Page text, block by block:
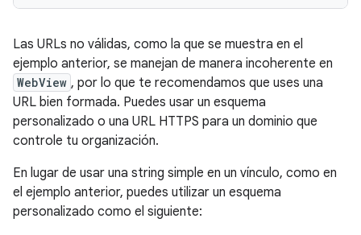
Las URLs no válidas, como la que se muestra en el
ejemplo anterior, se manejan de manera incoherente en
WebView , por lo que te recomendamos que uses una
URL bien formada. Puedes usar un esquema
personalizado o una URL HTTPS para un dominio que
controle tu organización.
En lugar de usar una string simple en un vínculo, como en
el ejemplo anterior, puedes utilizar un esquema
personalizado como el siguiente: